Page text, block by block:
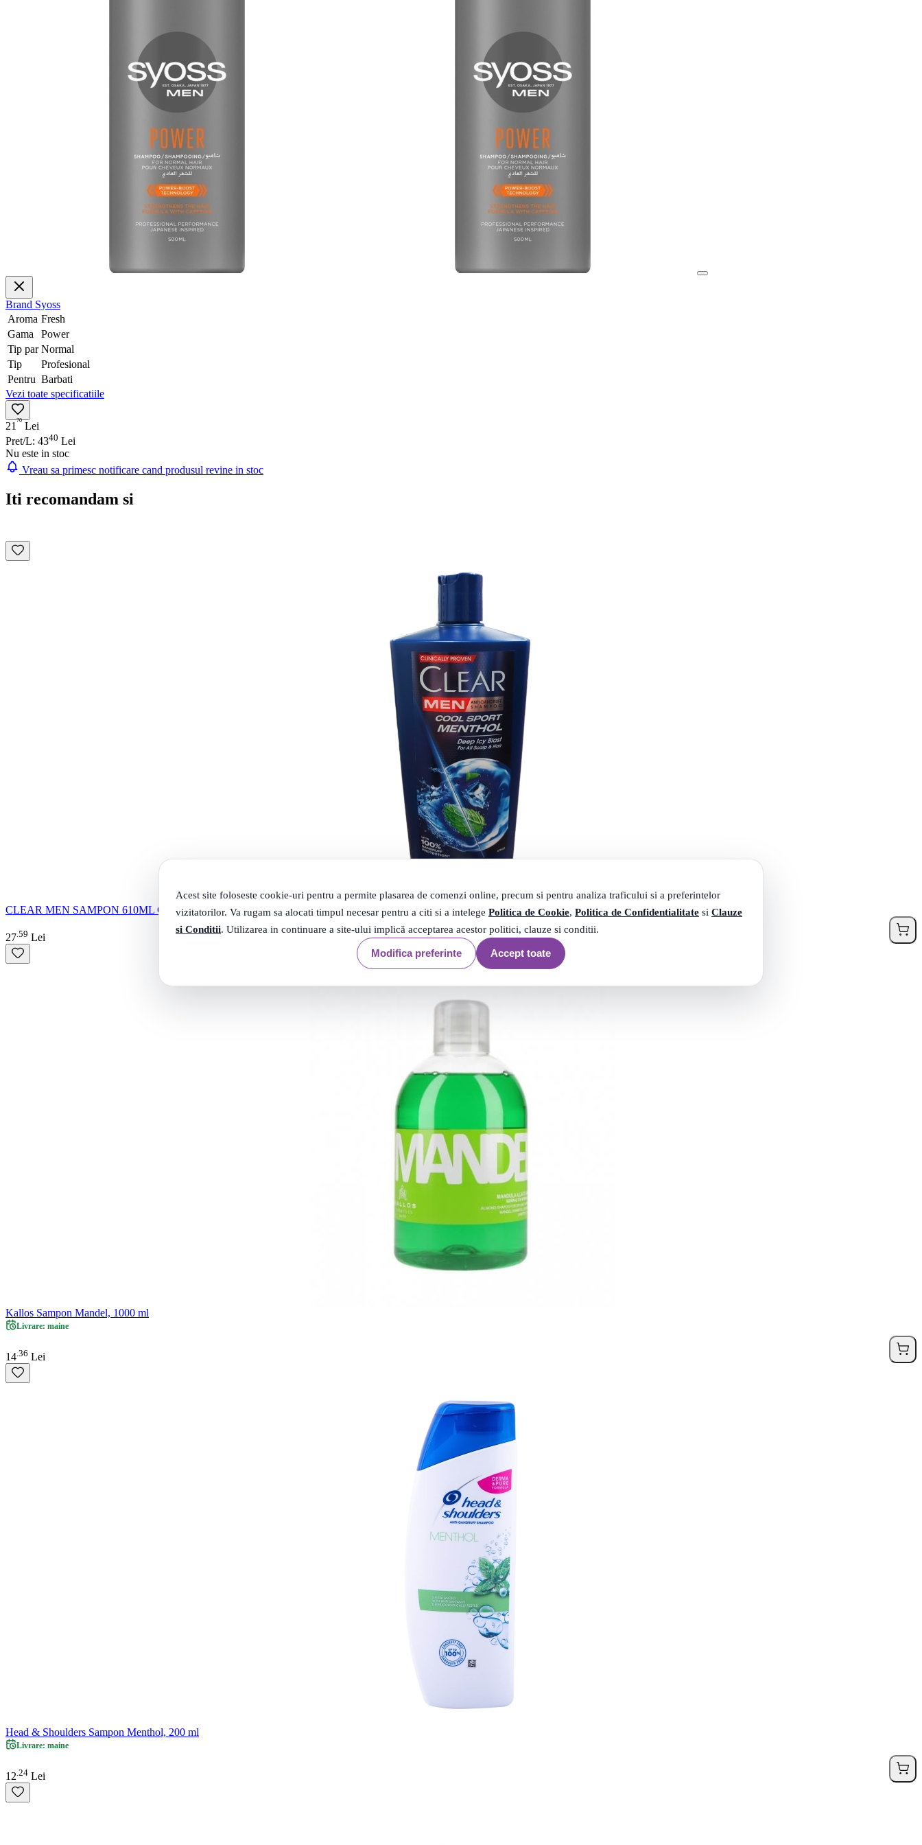
Acest site foloseste cookie-uri pentru a permite plasarea de comenzi online, precum si pentru analiza traficului si a preferintelor
vizitatorilor. Va rugam sa alocati timpul necesar pentru a citi si a intelege Politica de Cookie, Politica de Confidentialitate si Clauze
si Conditii. Utilizarea in continuare a site-ului implică acceptarea acestor politici, clauze si conditii.
Modifica preferinte Accept toate
Brand Syoss
Aroma Fresh
Gama
Power
Tip par Normal
Tip
Profesional
Pentru Barbati
Vezi toate specificatiile
21 70 Lei
Pret/L: 4340 Lei
Nu este in stoc
Vreau sa primesc notificare cand produsul revine in stoc
Iti recomandam si
CLEAR MEN SAMPON 610ML COOL SPORT MENTHOL
27 59 Lei
Kallos Sampon Mandel, 1000 ml
Livrare: maine
14 36 Lei
Head & Shoulders Sampon Menthol, 200 ml
Livrare: maine
12 24 Lei